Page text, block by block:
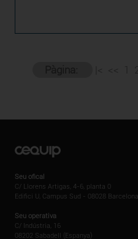
Seu ofical
C/ Llorens Artigas, 4-6, planta 0
Edifici U, Campus Sud - 08028
Seu operativa
C/ Indústria, 16
08202 Sabadell (Espanya)